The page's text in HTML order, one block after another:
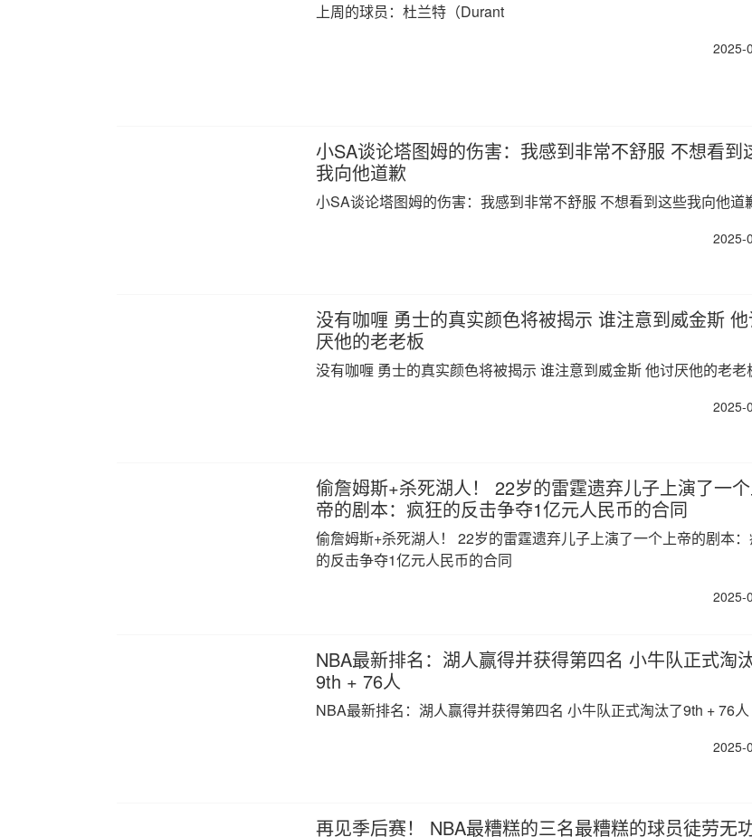
上周的球员：杜兰特（Durant
2025-
小SA谈论塔图姆的伤害：我感到非常不舒服 不想看到
我向他道歉
小SA谈论塔图姆的伤害：我感到非常不舒服 不想看到这些我向他道
2025-
没有咖喱 勇士的真实颜色将被揭示 谁注意到威金斯
厌他的老老板
没有咖喱 勇士的真实颜色将被揭示 谁注意到威金斯 他讨厌他的老老
2025-
偷詹姆斯+杀死湖人！ 22岁的雷霆遗弃儿子上演了一
帝的剧本：疯狂的反击争夺1亿元人民币的合同
偷詹姆斯+杀死湖人！ 22岁的雷霆遗弃儿子上演了一个上帝的剧本
的反击争夺1亿元人民币的合同
2025-
NBA最新排名：湖人赢得并获得第四名 小牛队正式淘
9th + 76人
NBA最新排名：湖人赢得并获得第四名 小牛队正式淘汰了9th + 76人
2025-
再见季后赛！ NBA最糟糕的三名最糟糕的球员徒劳无